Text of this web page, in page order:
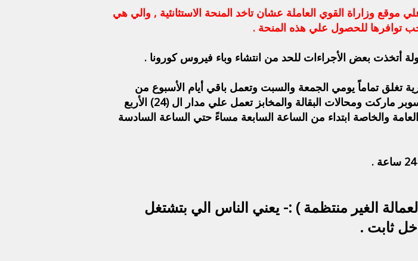
وزاراة القوي العاملة عشان تاخد المنحة الاستثانئية , والي هي
أتخذت بعض الأجراءات للحد من انتشاء وباء فيروس كورونا .
تغلق تماماً يومي الجمعة والسبت وتعمل باقي أيام الأسبوع من
الساعة 6 صباحا حتي الساعة الخامسة مساءً ماعدا الصيدليات والسوبر ماركت ومحالات البقالة والمخابز تعمل علي مدار ال (24) الأربع
والخاصة ابتداء من الساعة السابعة مساءً حتي الساعة السادسة
الغير منتظمة ) :- يعني الناس الي بتشتغل
ثابت .